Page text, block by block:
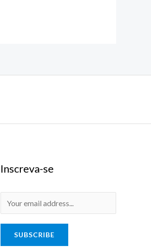
Inscreva-se
m
SUBSCRIBE